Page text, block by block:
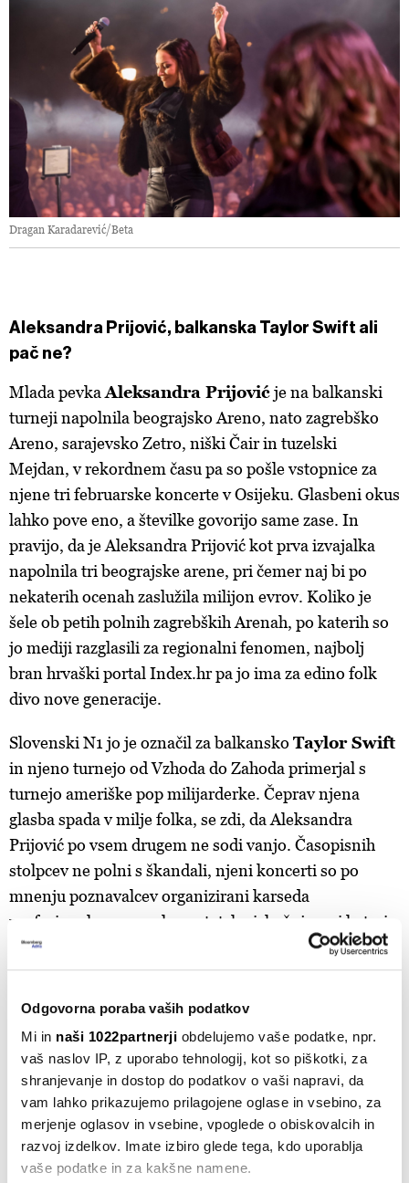
Odgovorna poraba vaših podatkov
Mi in naši 1022partnerji obdelujemo vaše podatke, npr.
vaš naslov IP, z uporabo tehnologij, kot so piškotki, za
shranjevanje in dostop do podatkov o vaši napravi, da
vam lahko prikazujemo prilagojene oglase in vsebino, za
merjenje oglasov in vsebine, vpoglede o obiskovalcih in
razvoj izdelkov. Imate izbiro glede tega, kdo uporablja
vaše podatke in za kakšne namene.
Dragan Karadarević/Beta
Aleksandra Prijović, balkanska Taylor Swift ali
pač ne?
Mlada pevka Aleksandra Prijovićje na balkanski
turneji napolnila beograjsko Areno, nato zagrebško
Areno, sarajevsko Zetro, niški Čair in tuzelski
Mejdan, v rekordnem času pa so pošle vstopnice za
njene tri februarske koncerte v Osijeku. Glasbeni okus
lahko pove eno, a številke govorijo same zase. In
pravijo, da je Aleksandra Prijović kot prva izvajalka
napolnila tri beograjske arene, pri čemer naj bi po
nekaterih ocenah zaslužila milijon evrov. Koliko je
šele ob petih polnih zagrebških Arenah, po katerih so
jo mediji razglasili za regionalni fenomen, najbolj
bran hrvaški portal Index.hr pa jo ima za edino folk
divo nove generacije.
Slovenski N1 jo je označil za balkansko Taylor Swift
in njeno turnejo od Vzhoda do Zahoda primerjal s
turnejo ameriške pop milijarderke. Čeprav njena
glasba spada v milje folka, se zdi, da Aleksandra
Prijović po vsem drugem ne sodi vanjo. Časopisnih
stolpcev ne polni s škandali, njeni koncerti so po
mnenju poznavalcev organizirani karseda
profesionalno s popolno estetsko izkušnjo, pri kateri
vztraja sama.